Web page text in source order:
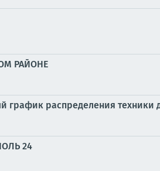
РАЙОНЕ
график распределения
24